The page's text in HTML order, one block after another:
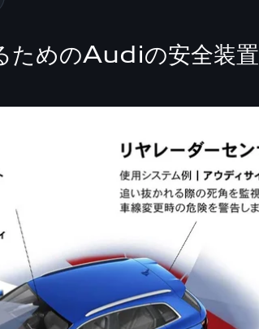
ためのAudiの安全装置